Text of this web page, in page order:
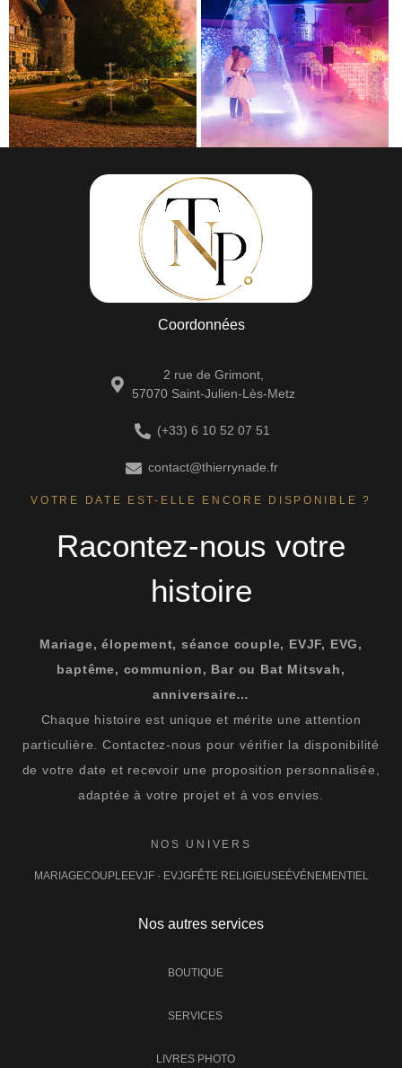
Coordonnées
2 rue de Grimont,
57070 Saint-Julien-Lès-Metz
(+33) 6 10 52 07 51
contact@thierrynade.fr
VOTRE DATE EST-ELLE ENCORE DISPONIBLE ?
Racontez-nous votre
histoire
Mariage, élopement, séance couple, EVJF, EVG,
baptême, communion, Bar ou Bat Mitsvah,
anniversaire…
Chaque histoire est unique et mérite une attention
particulière. Contactez-nous pour vérifier la disponibilité
de votre date et recevoir une proposition personnalisée,
adaptée à votre projet et à vos envies.
NOS UNIVERS
MARIAGECOUPLEEVJF · EVJGFÊTE RELIGIEUSEÉVÉNEMENTIEL
Nos autres services
BOUTIQUE
SERVICES
LIVRES PHOTO